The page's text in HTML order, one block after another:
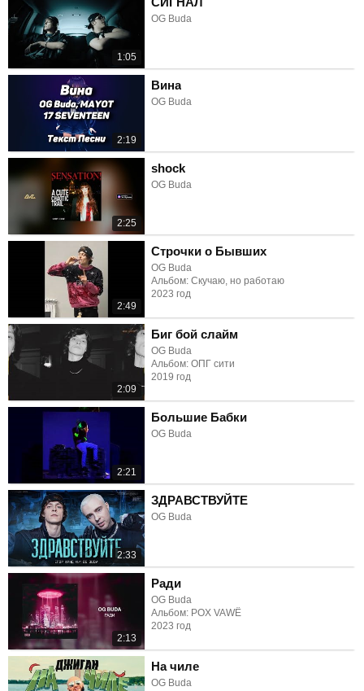
1:05
OG Buda
2:19
Вина
OG Buda
2:25
shock
OG Buda
2:49
Строчки о Бывших
OG Buda
Альбом: Скучаю, но работаю
2023 год
2:09
Биг бой слайм
OG Buda
Альбом: ОПГ сити
2019 год
2:21
Большие Бабки
OG Buda
2:33
ЗДРАВСТВУЙТЕ
OG Buda
2:13
Ради
OG Buda
Альбом: POX VAWË
2023 год
На чиле
OG Buda